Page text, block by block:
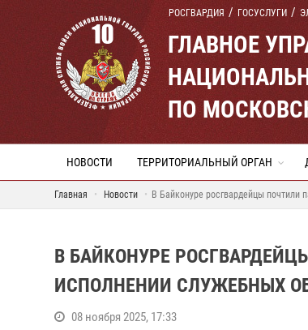
РОСГВАРДИЯ ГОСУСЛУГИ
ГЛАВНОЕ
ПО
НОВОСТИ ТЕРРИТОРИАЛЬНЫЙ ОРГАН
Главная Новости В Байконуре росгвардейцы почтили
В БАЙКОНУРЕ
ИСПОЛНЕНИИ СЛУЖЕБНЫХ
08 ноября 2025, 17:33